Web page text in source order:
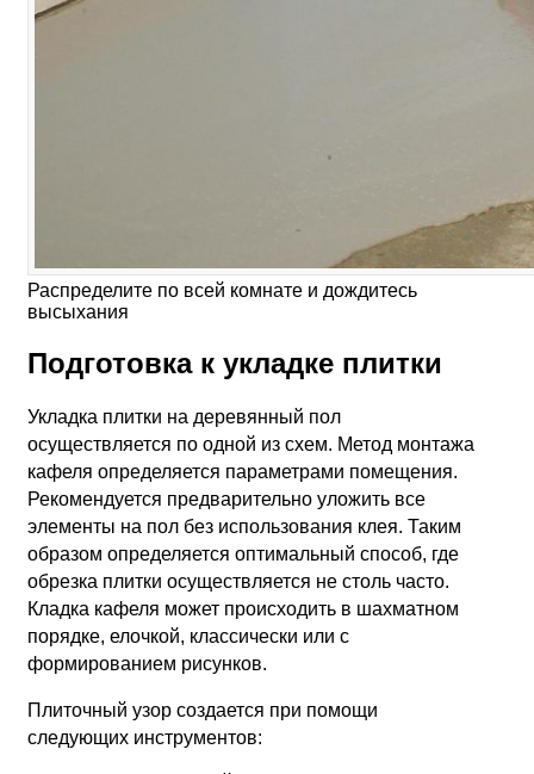
Распределите по всей комнате и дождитесь
высыхания
Подготовка к укладке плитки
Укладка плитки на деревянный пол
осуществляется по одной из схем. Метод монтажа
кафеля определяется параметрами помещения.
Рекомендуется предварительно уложить все
элементы на пол без использования клея. Таким
образом определяется оптимальный способ, где
обрезка плитки осуществляется не столь часто.
Кладка кафеля может происходить в шахматном
порядке, елочкой, классически или с
формированием рисунков.
Плиточный узор создается при помощи
следующих инструментов: